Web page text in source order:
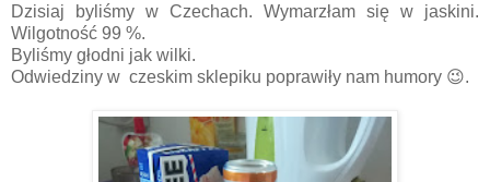
Dzisiaj byliśmy w Czechach. Wymarzłam się w jaskini.
Wilgotność 99 %.
Byliśmy głodni jak wilki.
Odwiedziny w czeskim sklepiku poprawiły nam humory 😉.